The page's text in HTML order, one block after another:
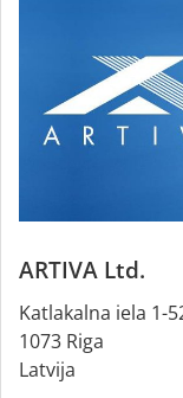
ARTIVA Ltd.
Katlakalna iela 1-
1073 Riga
Latvija